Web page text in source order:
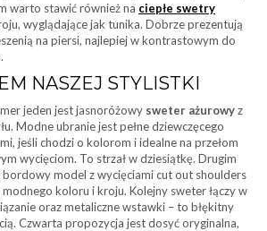
warto stawić również na ciepłe swetry
wyglądające jak tunika. Dobrze prezentują
na piersi, najlepiej w kontrastowym do
NASZEJ STYLISTKI
jeden jest jasnoróżowy sweter ażurowyz
Modne ubranie jest pełne dziewczęcego
jeśli chodzi o kolorom i idealne na przełom
wycięciom. To strzał w dziesiątkę. Drugim
model z wycięciami cut out shoulders
modnego koloru i kroju. Kolejny sweter łączy w
oraz metaliczne wstawki – to błękitny
Czwarta propozycja jest dosyć oryginalna,